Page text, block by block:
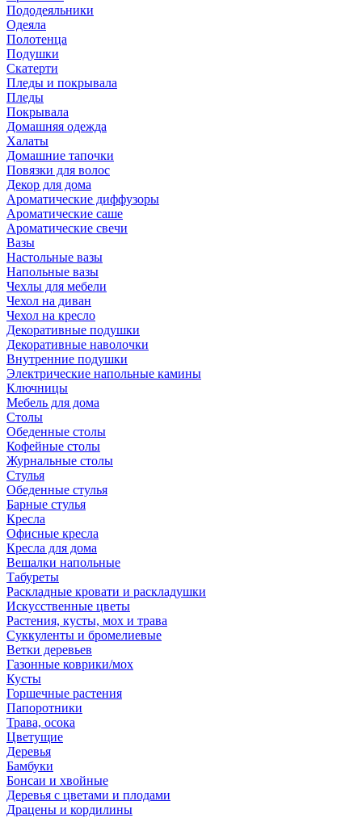
Пододеяльники
Одеяла
Полотенца
Подушки
Скатерти
Пледы и покрывала
Пледы
Покрывала
Домашняя одежда
Халаты
Домашние тапочки
Повязки для волос
Декор для дома
Ароматические диффузоры
Ароматические саше
Ароматические свечи
Вазы
Настольные вазы
Напольные вазы
Чехлы для мебели
Чехол на диван
Чехол на кресло
Декоративные подушки
Декоративные наволочки
Внутренние подушки
Электрические напольные камины
Ключницы
Мебель для дома
Столы
Обеденные столы
Кофейные столы
Журнальные столы
Стулья
Обеденные стулья
Барные стулья
Кресла
Офисные кресла
Кресла для дома
Вешалки напольные
Табуреты
Раскладные кровати и раскладушки
Искусственные цветы
Растения, кусты, мох и трава
Суккуленты и бромелиевые
Ветки деревьев
Газонные коврики/мох
Кусты
Горшечные растения
Папоротники
Трава, осока
Цветущие
Деревья
Бамбуки
Бонсаи и хвойные
Деревья с цветами и плодами
Драцены и кордилины